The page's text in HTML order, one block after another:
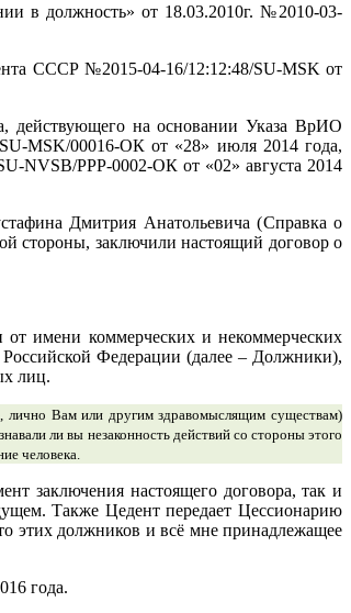
в должность» от 18.03.2010г. №2010-03-
СССР №2015-04-16/12:12:48/SU-MSK от
действующего на основании Указа ВрИО
MSK/00016-ОК от «28» июля 2014 года,
NVSB/PPP-0002-ОК от «02» августа 2014
Дмитрия Анатольевича (Справка о
стороны, заключили настоящий договор о
имени коммерческих и некоммерческих
Федерации (далее – Должники),
лиц.
лично Вам или другим здравомыслящим существам)
ли вы незаконность действий со стороны этого
человека.
заключения настоящего договора, так и
Также Цедент передает Цессионарию
этих должников и всё мне принадлежащее
года.